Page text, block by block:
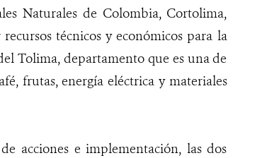
Naturales de Colombia, Cortolima,
técnicos y económicos para la
Tolima, departamento que es una de
frutas, energía eléctrica y materiales
acciones e implementación, las dos